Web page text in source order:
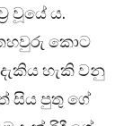
වූයේ ය.
කොට
හැකි වනු
සිය පුතු ගේ